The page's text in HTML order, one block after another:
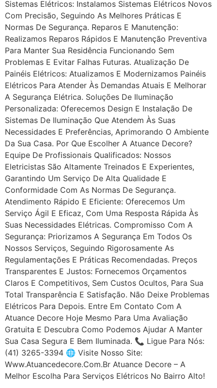
Sistemas Elétricos: Instalamos Sistemas Elétricos Novos
Com Precisão, Seguindo As Melhores Práticas E
Normas De Segurança. Reparos E Manutenção:
Realizamos Reparos Rápidos E Manutenção Preventiva
Para Manter Sua Residência Funcionando Sem
Problemas E Evitar Falhas Futuras. Atualização De
Painéis Elétricos: Atualizamos E Modernizamos Painéis
Elétricos Para Atender Às Demandas Atuais E Melhorar
A Segurança Elétrica. Soluções De Iluminação
Personalizada: Oferecemos Design E Instalação De
Sistemas De Iluminação Que Atendem Às Suas
Necessidades E Preferências, Aprimorando O Ambiente
Da Sua Casa. Por Que Escolher A Atuance Decore?
Equipe De Profissionais Qualificados: Nossos
Eletricistas São Altamente Treinados E Experientes,
Garantindo Um Serviço De Alta Qualidade E
Conformidade Com As Normas De Segurança.
Atendimento Rápido E Eficiente: Oferecemos Um
Serviço Ágil E Eficaz, Com Uma Resposta Rápida Às
Suas Necessidades Elétricas. Compromisso Com A
Segurança: Priorizamos A Segurança Em Todos Os
Nossos Serviços, Seguindo Rigorosamente As
Regulamentações E Práticas Recomendadas. Preços
Transparentes E Justos: Fornecemos Orçamentos
Claros E Competitivos, Sem Custos Ocultos, Para Sua
Total Transparência E Satisfação. Não Deixe Problemas
Elétricos Para Depois. Entre Em Contato Com A
Atuance Decore Hoje Mesmo Para Uma Avaliação
Gratuita E Descubra Como Podemos Ajudar A Manter
Sua Casa Segura E Bem Iluminada. 📞 Ligue Para Nós:
(41) 3265-3394 🌐 Visite Nosso Site:
Www.atuancedecore.com.br Atuance Decore – A
Melhor Escolha Para Serviços Elétricos No Bairro Alto!